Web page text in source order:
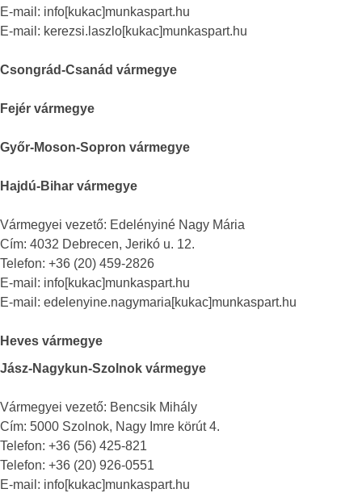
E-mail: info[kukac]munkaspart.hu
E-mail: kerezsi.laszlo[kukac]munkaspart.hu
Csongrád-Csanád vármegye
Fejér vármegye
Győr-Moson-Sopron vármegye
Hajdú-Bihar vármegye
Vármegyei vezető: Edelényiné Nagy Mária
Cím: 4032 Debrecen, Jerikó u. 12.
Telefon: +36 (20) 459-2826
E-mail: info[kukac]munkaspart.hu
E-mail: edelenyine.nagymaria[kukac]munkaspart.hu
Heves vármegye
Jász-Nagykun-Szolnok vármegye
Vármegyei vezető: Bencsik Mihály
Cím: 5000 Szolnok, Nagy Imre körút 4.
Telefon: +36 (56) 425-821
Telefon: +36 (20) 926-0551
E-mail: info[kukac]munkaspart.hu